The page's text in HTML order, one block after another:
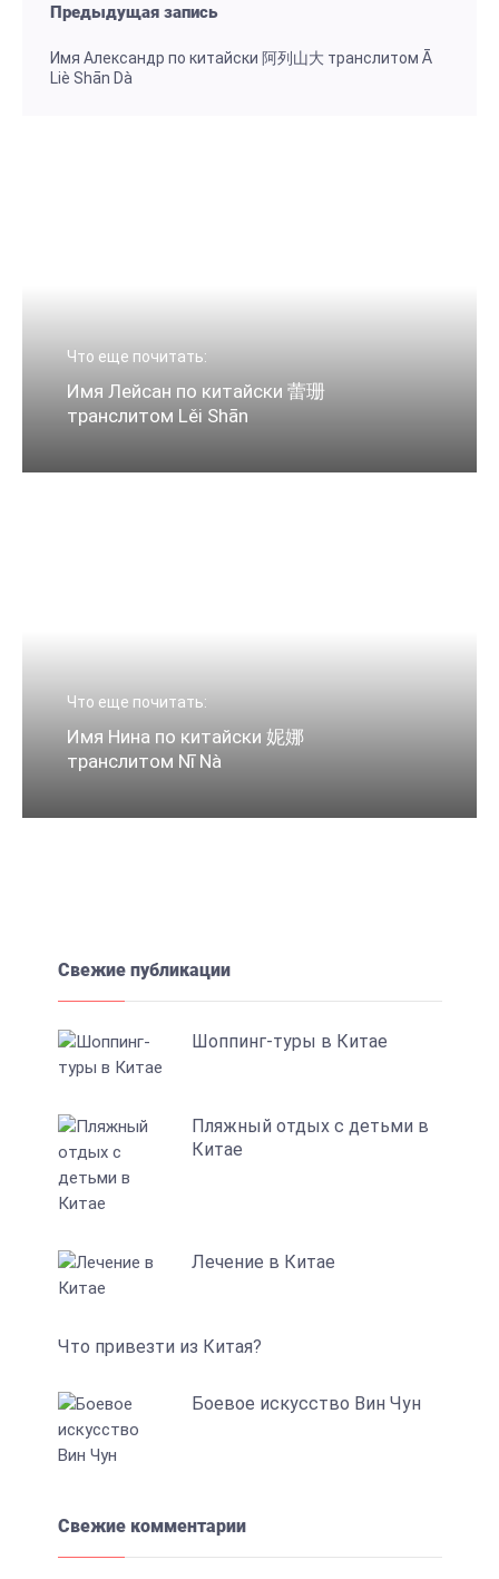
Предыдущая запись
Имя Александр по китайски 阿列山大 транслитом Ā
Liè Shān Dà
Что еще почитать:
Имя Лейсан по китайски 蕾珊
транслитом Lěi Shān
Что еще почитать:
Имя Нина по китайски 妮娜
транслитом Nī Nà
Свежие публикации
Шоппинг-туры в Китае
Пляжный отдых с детьми в
Китае
Лечение в Китае
Что привезти из Китая?
Боевое искусство Вин Чун
Свежие комментарии